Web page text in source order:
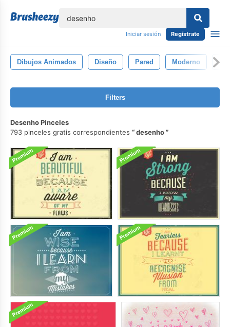
Iniciar sesión Regístrate
Dibujos Animados Diseño Pared Moderno
Filters
Desenho Pinceles
793 pinceles gratis correspondientes
desenho